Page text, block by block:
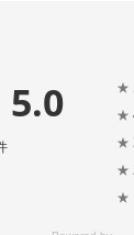
5.0 ★
★
★
★
★